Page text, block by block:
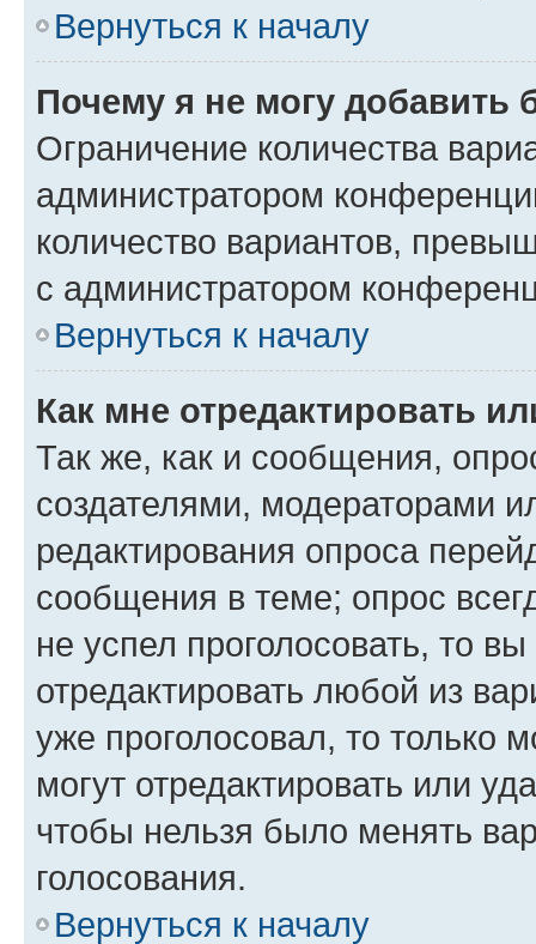
Вернуться к началу
Почему я не могу добавить
Ограничение количества
администратором
количество вариантов,
с администратором
Вернуться к началу
Как мне отредактировать
Так же, как и сообщения,
создателями, модераторами
редактирования опроса
сообщения в теме; опрос
не успел проголосовать, то
отредактировать любой из
уже проголосовал, то только
могут отредактировать или
чтобы нельзя было менять
голосования.
Вернуться к началу